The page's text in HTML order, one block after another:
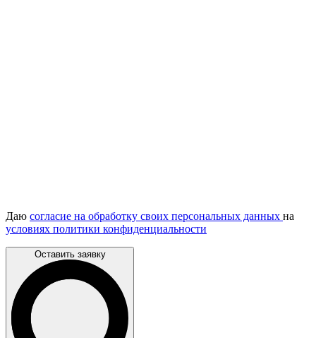
Даю согласие на обработку своих персональных данных на
условиях политики конфиденциальности
Оставить заявку